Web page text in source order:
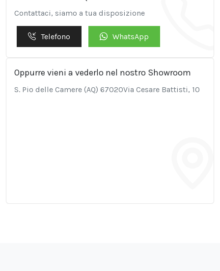
Contattaci, siamo a tua disposizione
Telefono WhatsApp
Oppurre vieni a vederlo nel nostro Showroom
S. Pio delle Camere (AQ) 67020Via Cesare Battisti, 10